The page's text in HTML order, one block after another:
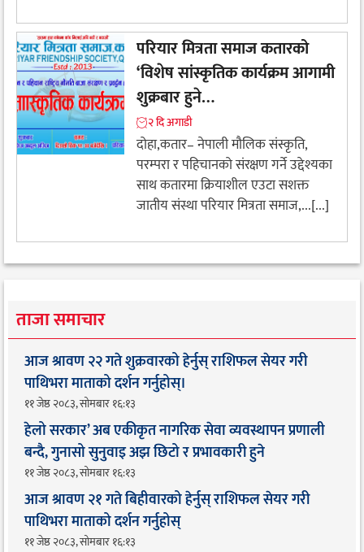
परियार मित्रता समाज कतारको
‘विशेष सांस्कृतिक कार्यक्रम आगामी
शुक्रबार हुने…
२ दि अगाडी
दोहा,कतार– नेपाली मौलिक संस्कृति,
परम्परा र पहिचानको संरक्षण गर्ने उद्देश्यका
साथ कतारमा क्रियाशील एउटा सशक्त
जातीय संस्था परियार मित्रता समाज,...[...]
ताजा समाचार
आज श्रावण २२ गते शुक्रवारको हेर्नुस् राशिफल सेयर गरी
पाथिभरा माताको दर्शन गर्नुहोस्।
११ जेष्ठ २०८३, सोमबार १६:१३
हेलो सरकार’ अब एकीकृत नागरिक सेवा व्यवस्थापन प्रणाली
बन्दै, गुनासो सुनुवाइ अझ छिटो र प्रभावकारी हुने
११ जेष्ठ २०८३, सोमबार १६:१३
आज श्रावण २१ गते बिहीवारको हेर्नुस् राशिफल सेयर गरी
पाथिभरा माताको दर्शन गर्नुहोस्
११ जेष्ठ २०८३, सोमबार १६:१३